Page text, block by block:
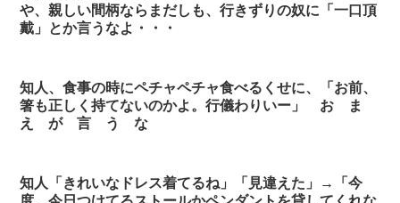
や、親しい間柄ならまだしも、行きずりの奴に「一口頂
戴」とか言うなよ・・・
知人、食事の時にペチャペチャ食べるくせに、「お前、
箸も正しく持てないのかよ。行儀わりいー」 お ま
え が 言 う な
知人「きれいなドレス着てるね」「見違えた」→「今